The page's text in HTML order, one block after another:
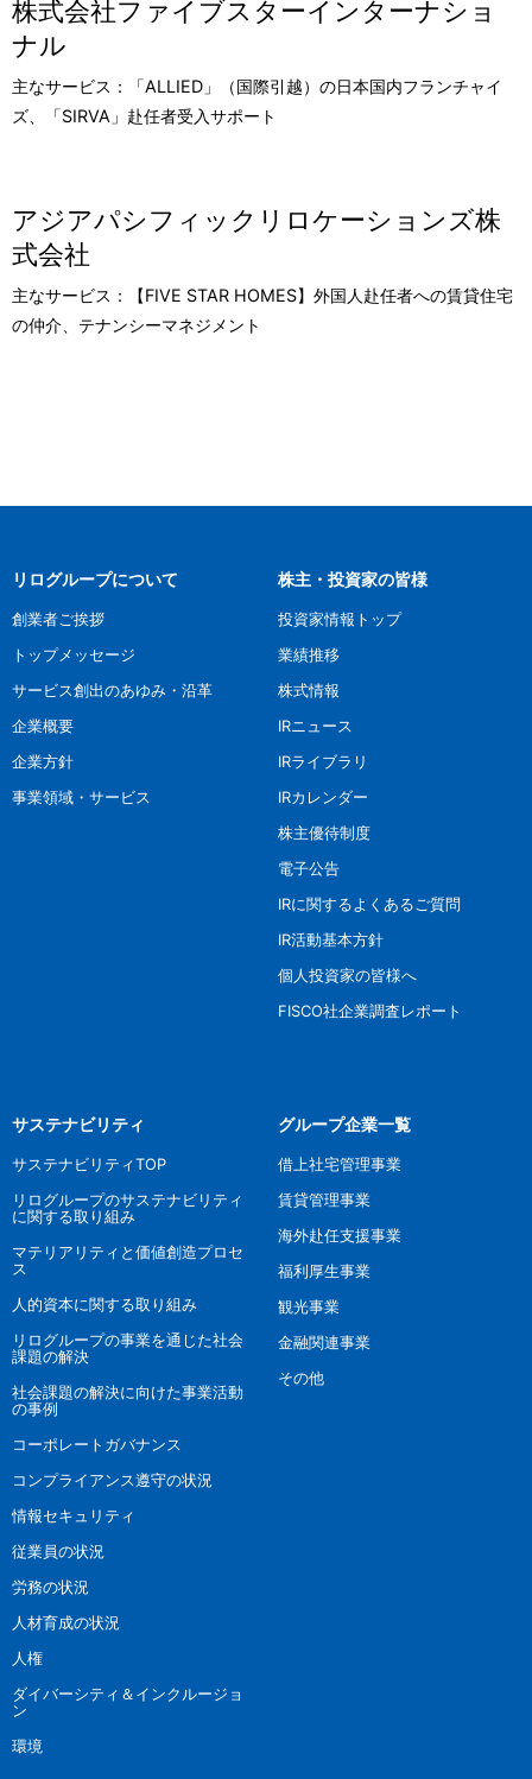
株式会社ファイブスターインターナショ
ナル
主なサービス：「ALLIED」（国際引越）の日本国内フランチャイ
ズ、「SIRVA」赴任者受入サポート
アジアパシフィックリロケーションズ株
式会社
主なサービス：【FIVE STAR HOMES】外国人赴任者への賃貸住宅
の仲介、テナンシーマネジメント
リログループについて
創業者ご挨拶
トップメッセージ
サービス創出のあゆみ・沿革
企業概要
企業方針
事業領域・サービス
株主・投資家の皆様
投資家情報トップ
業績推移
株式情報
IRニュース
IRライブラリ
IRカレンダー
株主優待制度
電子公告
IRに関するよくあるご質問
IR活動基本方針
個人投資家の皆様へ
FISCO社企業調査レポート
サステナビリティ
サステナビリティTOP
リログループのサステナビリティ
に関する取り組み
マテリアリティと価値創造プロセ
ス
人的資本に関する取り組み
リログループの事業を通じた社会
課題の解決
社会課題の解決に向けた事業活動
の事例
コーポレートガバナンス
コンプライアンス遵守の状況
情報セキュリティ
従業員の状況
労務の状況
人材育成の状況
人権
ダイバーシティ＆インクルージョ
ン
環境
グループ企業一覧
借上社宅管理事業
賃貸管理事業
海外赴任支援事業
福利厚生事業
観光事業
金融関連事業
その他